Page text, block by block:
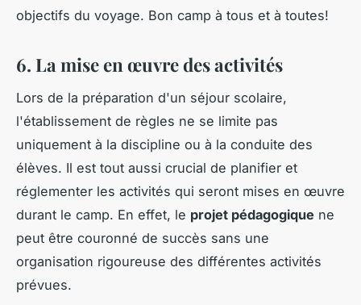
objectifs du voyage. Bon camp à tous et à toutes!
6. La mise en œuvre des activités
Lors de la préparation d'un séjour scolaire,
l'établissement de règles ne se limite pas
uniquement à la discipline ou à la conduite des
élèves. Il est tout aussi crucial de planifier et
réglementer les activités qui seront mises en œuvre
durant le camp. En effet, le projet pédagogique ne
peut être couronné de succès sans une
organisation rigoureuse des différentes activités
prévues.